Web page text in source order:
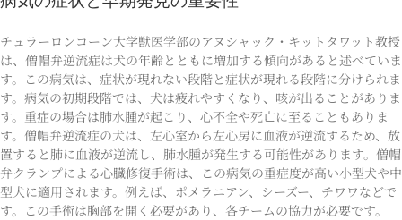
チュラーロンコーン大学獣医学部のアヌシャック・キットタワット教授
は、僧帽弁逆流症は犬の年齢とともに増加する傾向があると述べていま
す。この病気は、症状が現れない段階と症状が現れる段階に分けられま
す。病気の初期段階では、犬は疲れやすくなり、咳が出ることがありま
す。重症の場合は肺水腫が起こり、心不全や死亡に至ることもありま
す。僧帽弁逆流症の犬は、左心室から左心房に血液が逆流するため、放
置すると肺に血液が逆流し、肺水腫が発生する可能性があります。僧帽
弁クランプによる心臓修復手術は、この病気の重症度が高い小型犬や中
型犬に適用されます。例えば、ポメラニアン、シーズー、チワワなどで
す。この手術は胸部を開く必要があり、各チームの協力が必要です。